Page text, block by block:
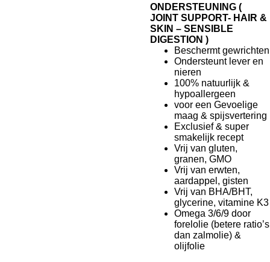
ONDERSTEUNING (
JOINT SUPPORT- HAIR &
SKIN – SENSIBLE
DIGESTION )
Beschermt gewrichten
Ondersteunt lever en
nieren
100% natuurlijk &
hypoallergeen
voor een Gevoelige
maag & spijsvertering
Exclusief & super
smakelijk recept
Vrij van gluten,
granen, GMO
Vrij van erwten,
aardappel, gisten
Vrij van BHA/BHT,
glycerine, vitamine K3
Omega 3/6/9 door
forelolie (betere ratio’s
dan zalmolie) &
olijfolie